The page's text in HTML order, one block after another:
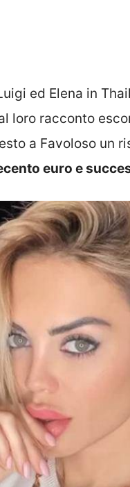
ed Elena in
loro racconto
a Favoloso un
euro e